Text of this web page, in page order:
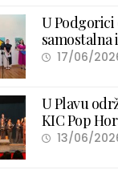
U
samostalna
Sejle17/06/
U Plavu
KIC Pop
13/06/